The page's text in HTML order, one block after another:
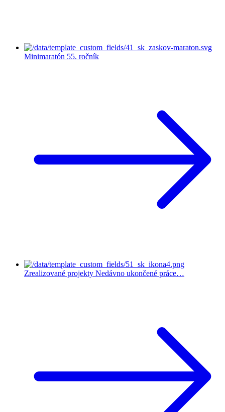
Minimaratón 55. ročník
Zrealizované projekty Nedávno ukončené práce…